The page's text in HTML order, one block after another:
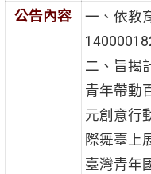
公告內容
一、依教
二、旨揭
青年帶動
元創意行
際舞臺上
臺灣青年